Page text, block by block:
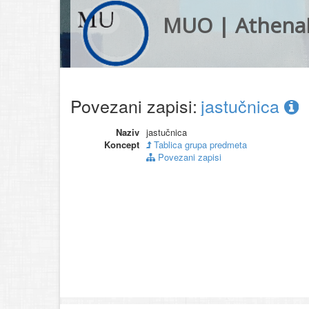
MUO |
Povezani zapisi: jastučnica
Naziv jastučnica
Koncept
Tablica grupa predmeta
Povezani zapisi